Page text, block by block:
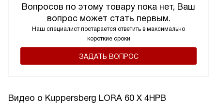
Вопросов по этому товару пока нет, Ваш
вопрос может стать первым.
Наш специалист постарается ответить в максимально
короткие сроки
ЗАДАТЬ ВОПРОС
Видео о Kuppersberg LORA 60 X 4HPB